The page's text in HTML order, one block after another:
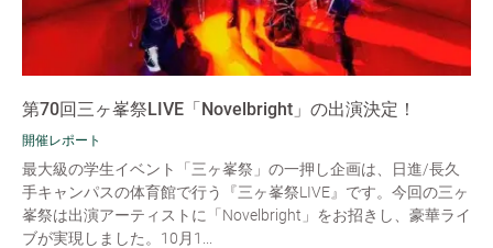
第70回三ヶ峯祭LIVE「Novelbright」の出演決定！
開催レポート
最大級の学生イベント「三ヶ峯祭」の一押し企画は、日進/長久
手キャンパスの体育館で行う『三ヶ峯祭LIVE』です。今回の三ヶ
峯祭は出演アーティストに「Novelbright」をお招きし、豪華ライ
ブが実現しました。10月1...